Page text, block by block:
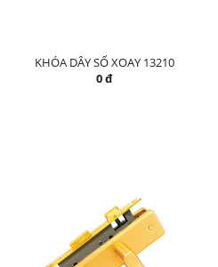
KHÓA DÂY SỐ XOAY 13210
0 đ